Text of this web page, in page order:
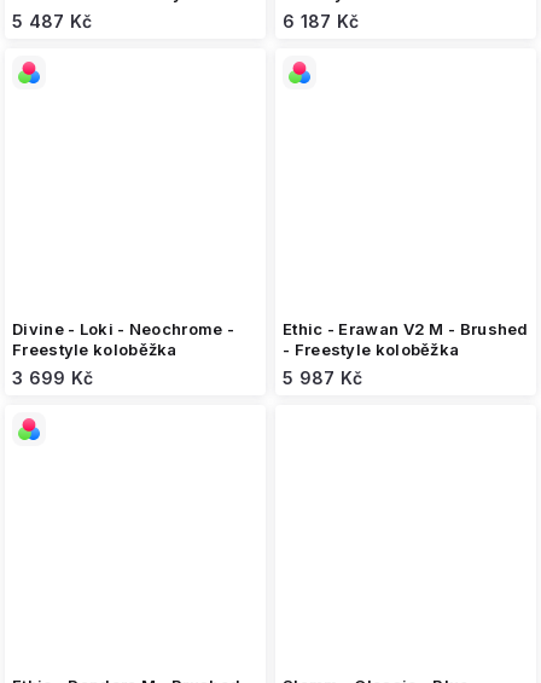
koloběžka
5 487 Kč 6 187 Kč
Divine - Loki - Neochrome -
Freestyle koloběžka
3 699 Kč
Ethic - Erawan V2 M - Brushed
- Freestyle koloběžka
5 987 Kč